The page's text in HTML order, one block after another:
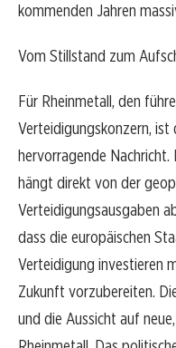
kommenden Jahren
Vom Stillstand zum
Für Rheinmetall, den
Verteidigungskonzern,
hervorragende
hängt direkt von der
Verteidigungsausgaben
dass die europäischen
Verteidigung investieren
Zukunft vorzubereiten.
und die Aussicht auf